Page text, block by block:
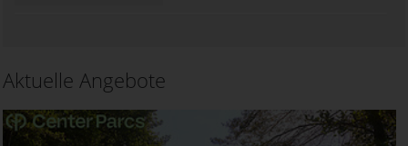
Aktuelle Angebote